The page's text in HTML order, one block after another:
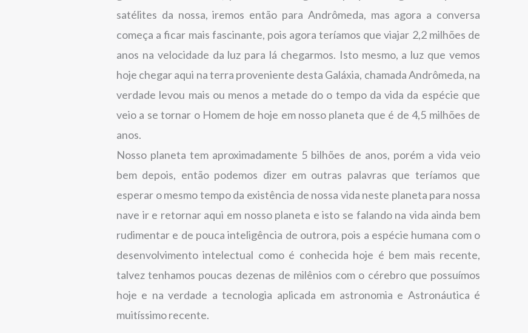
satélites da nossa, iremos então para Andrômeda, mas agora a conversa
começa a ficar mais fascinante, pois agora teríamos que viajar 2,2 milhões de
anos na velocidade da luz para lá chegarmos. Isto mesmo, a luz que vemos
hoje chegar aqui na terra proveniente desta Galáxia, chamada Andrômeda, na
verdade levou mais ou menos a metade do o tempo da vida da espécie que
veio a se tornar o Homem de hoje em nosso planeta que é de 4,5 milhões de
anos.
Nosso planeta tem aproximadamente 5 bilhões de anos, porém a vida veio
bem depois, então podemos dizer em outras palavras que teríamos que
esperar o mesmo tempo da existência de nossa vida neste planeta para nossa
nave ir e retornar aqui em nosso planeta e isto se falando na vida ainda bem
rudimentar e de pouca inteligência de outrora, pois a espécie humana com o
desenvolvimento intelectual como é conhecida hoje é bem mais recente,
talvez tenhamos poucas dezenas de milênios com o cérebro que possuímos
hoje e na verdade a tecnologia aplicada em astronomia e Astronáutica é
muitíssimo recente.